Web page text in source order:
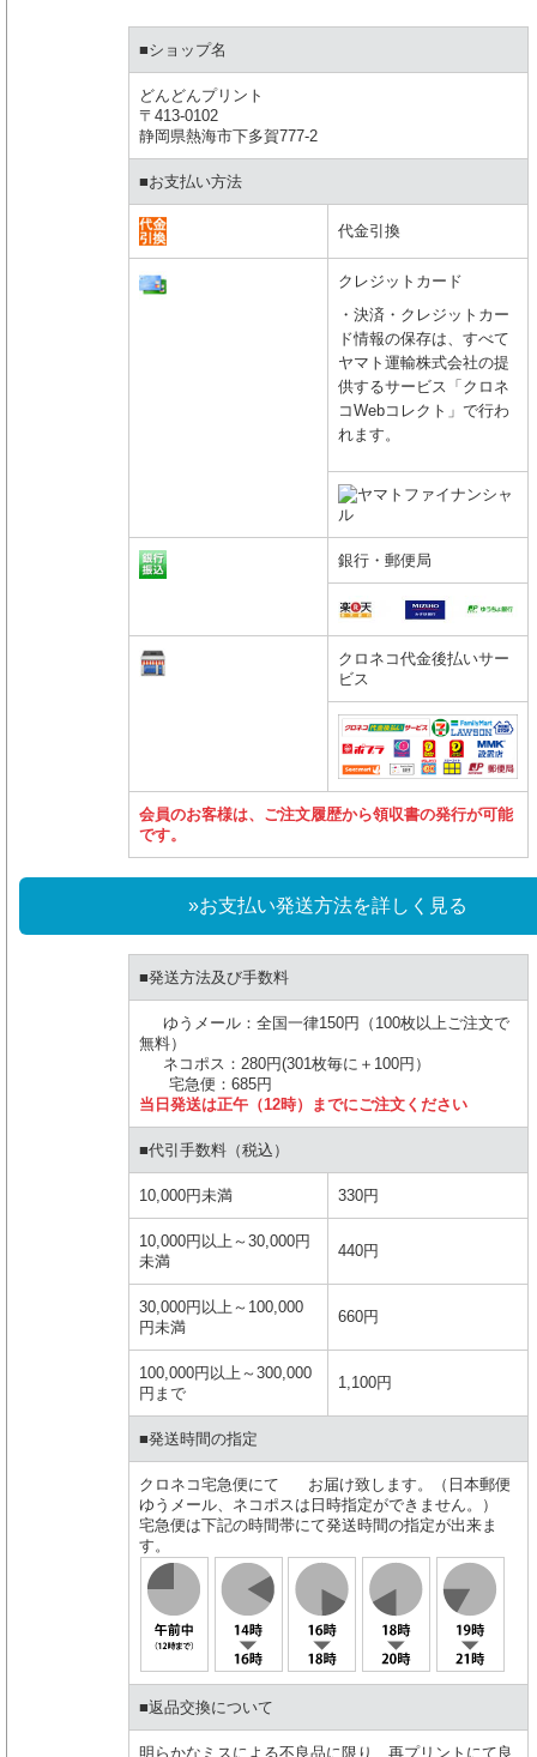
■ショップ名
どんどんプリント
〒413-0102
静岡県熱海市下多賀777-2
■お支払い方法
代金引換
クレジットカード
・決済・クレジットカー
ド情報の保存は、すべて
ヤマト運輸株式会社の提
供するサービス「クロネ
コWebコレクト」で行わ
れます。
銀行・郵便局
クロネコ代金後払いサー
ビス
会員のお客様は、ご注文履歴から領収書の発行が可能
です。
»お支払い発送方法を詳しく見る
■発送方法及び手数料
ゆうメール：全国一律150円（100枚以上ご注文で
無料）
ネコポス：280円(301枚毎に＋100円）
宅急便：685円
当日発送は正午（12時）までにご注文ください
■代引手数料（税込）
10,000円未満 330円
10,000円以上～30,000円
未満
440円
30,000円以上～100,000
円未満
660円
100,000円以上～300,000
円まで
1,100円
■発送時間の指定
クロネコ宅急便にて お届け致します。（日本郵便
ゆうメール、ネコポスは日時指定ができません。）
宅急便は下記の時間帯にて発送時間の指定が出来ま
す。
■返品交換について
明らかなミスによる不良品に限り、再プリントにて良